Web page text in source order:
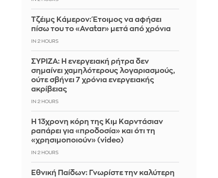
Τζέιμς Κάμερον: Έτοιμος να αφήσει
πίσω του το «Avatar» μετά από χρόνια
IN 2 HOURS
ΣΥΡΙΖΑ: Η ενεργειακή ρήτρα δεν
σημαίνει χαμηλότερους λογαριασμούς,
ούτε σβήνει 7 χρόνια ενεργειακής
ακρίβειας
IN 2 HOURS
Η 13χρονη κόρη της Κιμ Καρντάσιαν
ραπάρει για «προδοσία» και ότι τη
«χρησιμοποιούν» (video)
IN 2 HOURS
Εθνική Παίδων: Γνωρίστε την καλύτερη